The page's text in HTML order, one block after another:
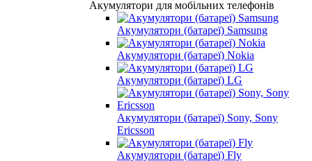
Акумулятори для мобільних телефонів
Акумулятори (батареї) Samsung
Акумулятори (батареї) Nokia
Акумулятори (батареї) LG
Акумулятори (батареї) Sony, Sony
Ericsson
Акумулятори (батареї) Fly